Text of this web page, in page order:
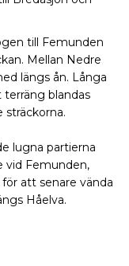
till Femunden
Mellan Nedre
längs ån. Långa
blandas
lugna partierna
vid Femunden,
att senare vända
Håelva.